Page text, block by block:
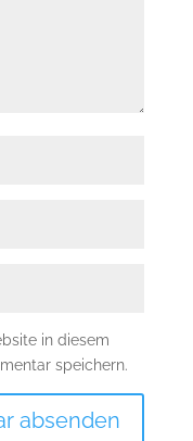
in diesem
speichern.